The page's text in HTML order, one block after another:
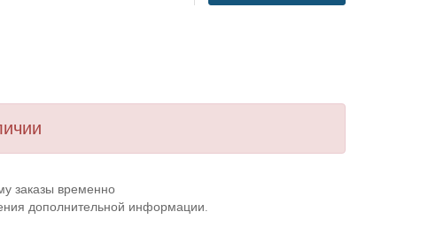
заказы временно
дополнительной информации.